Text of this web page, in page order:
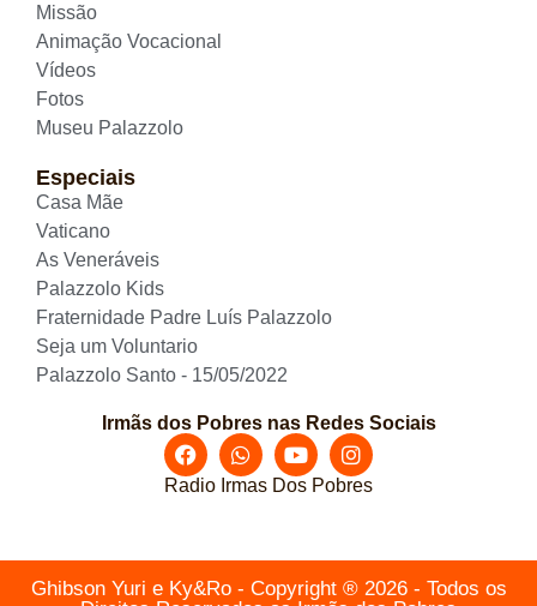
Missão
Animação Vocacional
Vídeos
Fotos
Museu Palazzolo
Especiais
Casa Mãe
Vaticano
As Veneráveis
Palazzolo Kids
Fraternidade Padre Luís Palazzolo
Seja um Voluntario
Palazzolo Santo - 15/05/2022
Irmãs dos Pobres nas Redes Sociais
Radio Irmas Dos Pobres
Ghibson Yuri e Ky&Ro - Copyright ® 2026 - Todos os